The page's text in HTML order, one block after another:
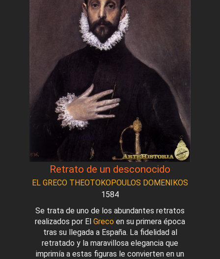
Retrato de un desconocido
EL GRECO THEOTOKOPOULOS DOMENIKOS
1584
Se trata de uno de los abundantes retratos
realizados por El Greco en su primera época
tras su llegada a España. La fidelidad al
retratado y la maravillosa elegancia que
imprimía a estas figuras le convierten en un